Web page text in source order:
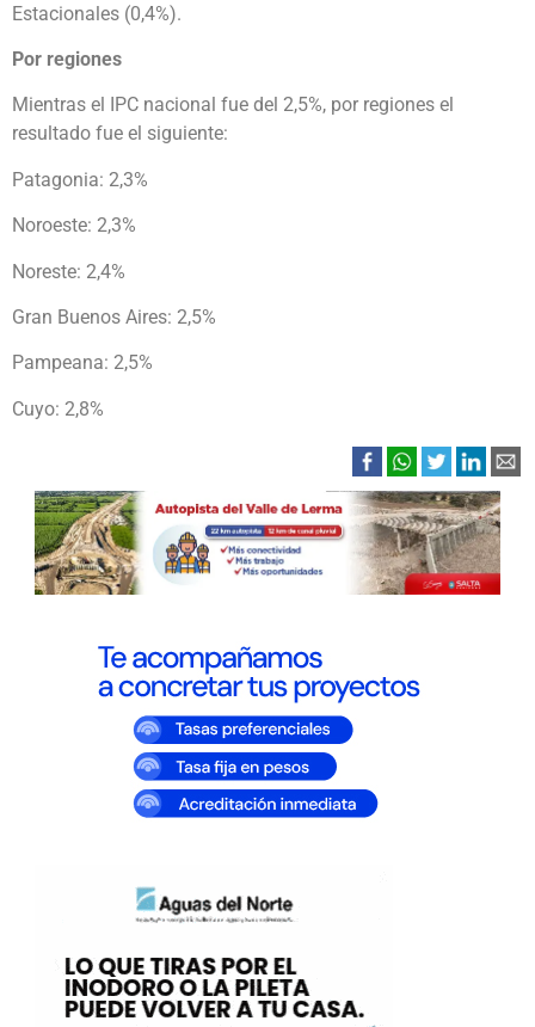
Estacionales (0,4%).
Por regiones
Mientras el IPC nacional fue del 2,5%, por regiones el
resultado fue el siguiente:
Patagonia: 2,3%
Noroeste: 2,3%
Noreste: 2,4%
Gran Buenos Aires: 2,5%
Pampeana: 2,5%
Cuyo: 2,8%